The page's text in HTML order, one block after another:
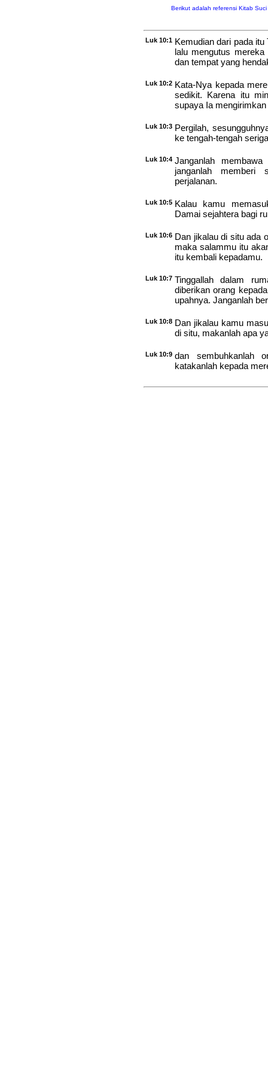
Berikut adalah referensi Kitab
Luk 10:1 Kemudian dari pada
lalu mengutus
dan tempat yang
Luk 10:2 Kata-Nya kepada
sedikit. Karena itu
supaya Ia
Luk 10:3 Pergilah,
ke tengah-tengah
Luk 10:4 Janganlah
janganlah memberi
perjalanan.
Luk 10:5 Kalau kamu
Damai sejahtera bagi
Luk 10:6 Dan jikalau di situ ada
maka salammu itu
itu kembali kepadamu.
Luk 10:7 Tinggallah dalam
diberikan orang
upahnya. Janganlah
Luk 10:8 Dan jikalau kamu
di situ, makanlah apa
Luk 10:9 dan sembuhkanlah
katakanlah kepada